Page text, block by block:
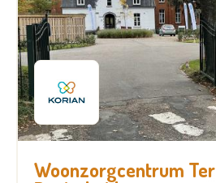
Woonzorgcentrum Ter